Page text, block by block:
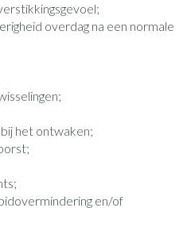
overdag na een normale
het ontwaken;
en/of